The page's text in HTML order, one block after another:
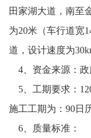
田家湖大道，南至
为20米（车行道宽
道，设计速度为
4
资金来源： 政
5
工期要求：
施工工期为 ： 90日
6
质量标准：